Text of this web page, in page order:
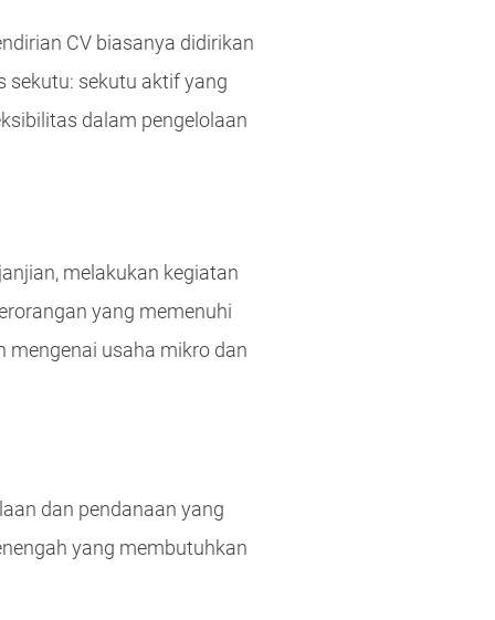
CV biasanya didirikan
sekutu: sekutu aktif yang
dalam pengelolaan
melakukan kegiatan
yang memenuhi
mengenai usaha mikro dan
dan pendanaan yang
yang membutuhkan